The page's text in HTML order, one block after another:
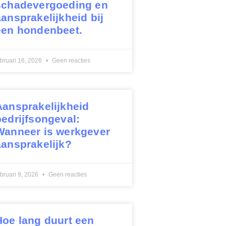
en
bij
hondenbeet.
16, 2026 Geen reacties
is werkgever
9, 2026 Geen reacties
lang duurt een